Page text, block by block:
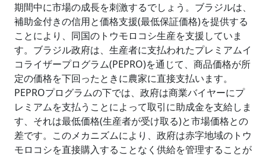
期間中に市場の成長を刺激するでしょう。ブラジルは、
補助金付きの信用と価格支援(最低保証価格)を提供する
ことにより、同国のトウモロコシ生産を支援していま
す。ブラジル政府は、生産者に支払われたプレミアムイ
コライザープログラム(PEPRO)を通じて、商品価格が所
定の価格を下回ったときに農家に直接支払います。
PEPROプログラムの下では、政府は商業バイヤーにプ
レミアムを支払うことによって取引に助成金を支給しま
す、それは最低価格(生産者が受け取る)と市場価格との
差です。このメカニズムにより、政府は赤字地域のトウ
モロコシを直接購入することなく供給を管理することが